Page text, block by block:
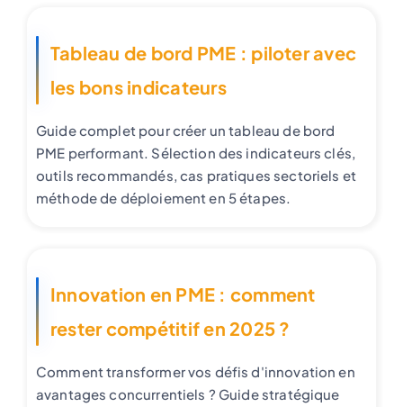
Tableau de bord PME : piloter avec
les bons indicateurs
Guide complet pour créer un tableau de bord
PME performant. Sélection des indicateurs clés,
outils recommandés, cas pratiques sectoriels et
méthode de déploiement en 5 étapes.
Innovation en PME : comment
rester compétitif en 2025 ?
Comment transformer vos défis d'innovation en
avantages concurrentiels ? Guide stratégique